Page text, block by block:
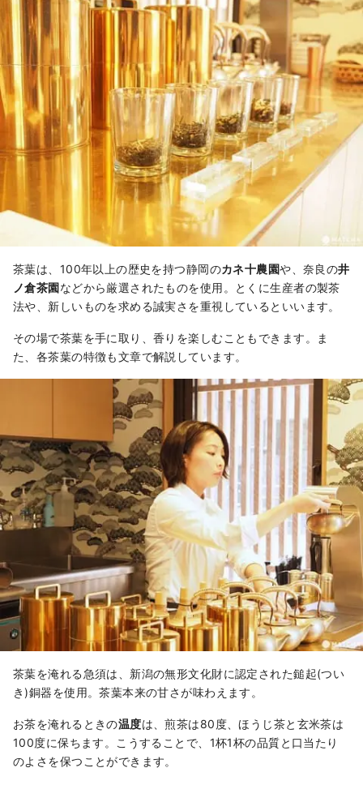
茶葉は、100年以上の歴史を持つ静岡のカネ十農園や、奈良の井
ノ倉茶園などから厳選されたものを使用。とくに生産者の製茶
法や、新しいものを求める誠実さを重視しているといいます。
その場で茶葉を手に取り、香りを楽しむこともできます。ま
た、各茶葉の特徴も文章で解説しています。
茶葉を淹れる急須は、新潟の無形文化財に認定された鎚起(つい
き)銅器を使用。茶葉本来の甘さが味わえます。
お茶を淹れるときの温度は、煎茶は80度、ほうじ茶と玄米茶は
100度に保ちます。こうすることで、1杯1杯の品質と口当たり
のよさを保つことができます。